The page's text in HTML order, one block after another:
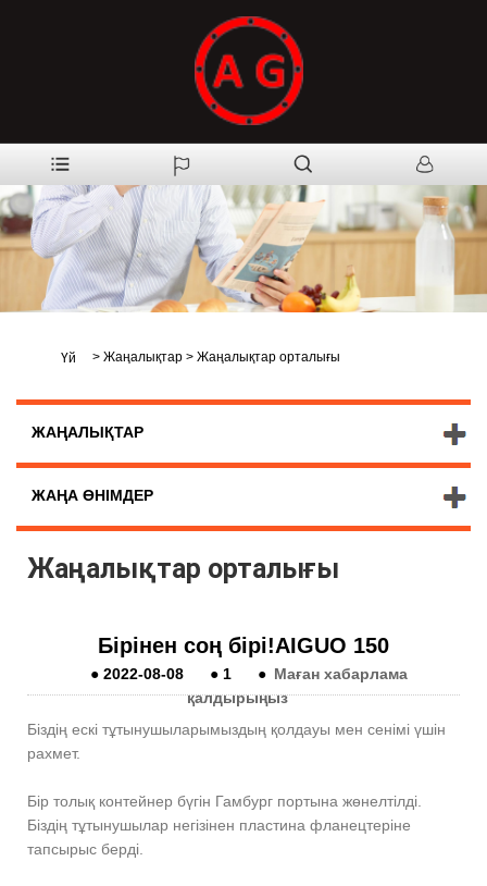
Үй > Жаңалықтар > Жаңалықтар орталығы
ЖАҢАЛЫҚТАР
ЖАҢА ӨНІМДЕР
Жаңалықтар орталығы
Бірінен соң бірі!AIGUO 150
● 2022-08-08 ● 1 ● Маған хабарлама
қалдырыңыз
Біздің ескі тұтынушыларымыздың қолдауы мен сенімі үшін
рахмет.
Бір толық контейнер бүгін Гамбург портына жөнелтілді.
Біздің тұтынушылар негізінен пластина фланецтеріне
тапсырыс берді.